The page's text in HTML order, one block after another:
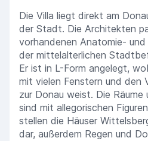
Die Villa liegt direkt am
der Stadt. Die Architekten
vorhandenen Anatomie- und
der mittelalterlichen
Er ist in L-Form angelegt,
mit vielen Fenstern und den
zur Donau weist. Die Räume
sind mit allegorischen
stellen die Häuser
dar, außerdem Regen und